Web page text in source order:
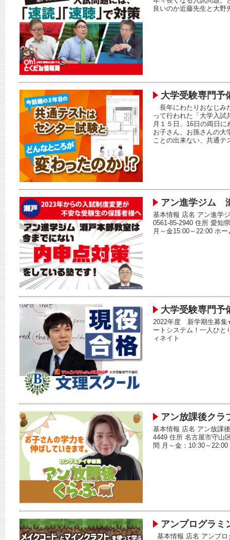
良いのか近藤先生と大野
大学受験専門
長年にわたりおなじみ
って行われた「大学入試
月１５日、16日の両日
お子さん、お孫さんの大
ことの出来ない、共通
アン進学ジム
基本情報 店名 アン進学
0561-85-2940 住所 愛知
月～金15:00～22:00 ホ
大学受験専門
2022年度 新学期生募集
ートシステム！一人ひと
ィネイト
アン放課後クラ
基本情報 店名 アン放課
4449 住所 名古屋市守山
間 月～金：10:30～
アンプログラミ
基本情報 店名 アンプ